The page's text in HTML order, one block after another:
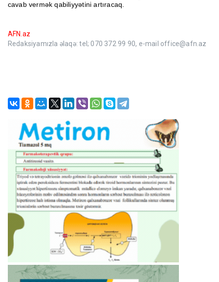
cavab vermək qabiliyyətini artıracaq.
AFN.az
Redaksiyamızla əlaqə: tel; 070 372 99 90, e-mail office@afn.az